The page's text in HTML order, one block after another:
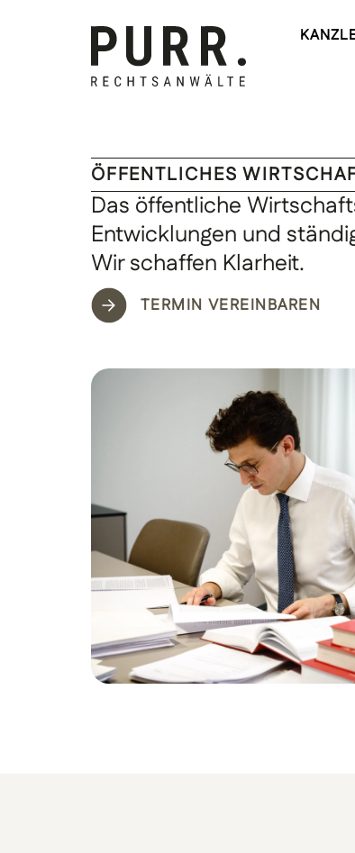
ÖFFENTLICHES
Das öffentliche
Entwicklungen und
Wir schaffen Klarheit.
TERMIN VEREINBAREN